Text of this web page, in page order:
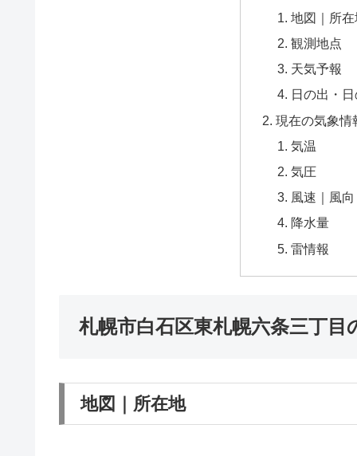
地図｜所
観測地点
天気予報
日の出・
現在の気象情
気温
気圧
風速｜風向
降水量
雷情報
札幌市白石区東札幌六条三丁目
地図｜所在地